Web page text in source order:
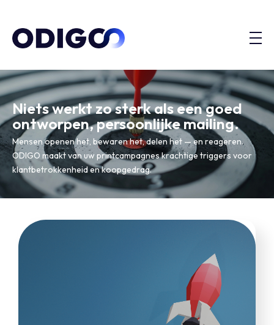
Niets werkt zo sterk als een goed
ontworpen, persoonlijke mailing.
Mensen openen het, bewaren het, delen het — en reageren.
ODIGO maakt van uw printcampagnes krachtige triggers voor
klantbetrokkenheid en koopgedrag.